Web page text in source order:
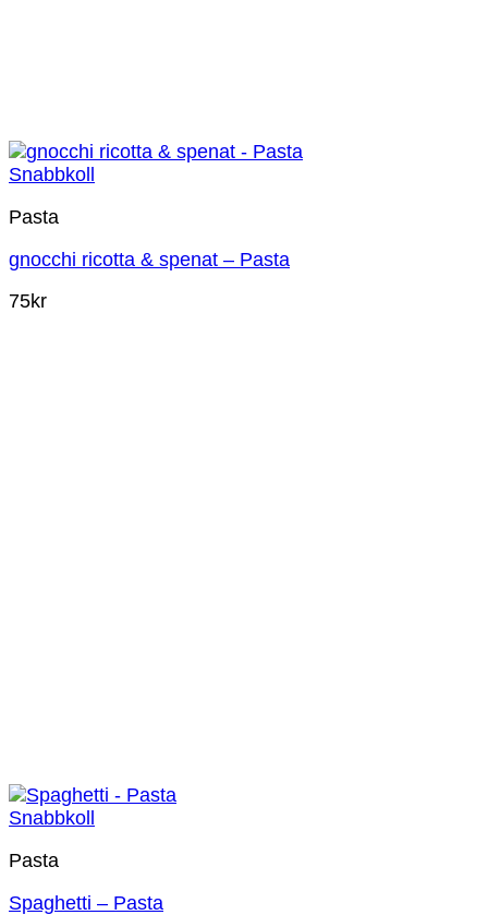
Snabbkoll
Pasta
gnocchi ricotta & spenat – Pasta
75kr
Snabbkoll
Pasta
Spaghetti – Pasta